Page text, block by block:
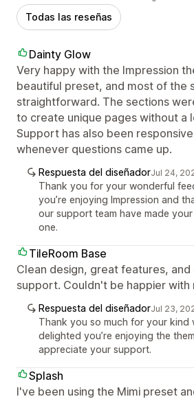
Todas las reseñas
Dainty Glow
Very happy with the Impression
beautiful preset, and most of the
straightforward. The sections
to create unique pages without a
Support has also been
whenever questions came up.
Respuesta del diseñadorJul 24,
Thank you for your wonderful
you’re enjoying Impression and
our support team have made
one.
TileRoom Base
Clean design, great features, and
support. Couldn't be happier with
Respuesta del diseñadorJul 23,
Thank you so much for your kind
delighted you’re enjoying the
appreciate your support.
Splash
I've been using the Mimi preset